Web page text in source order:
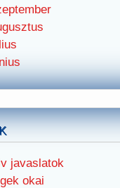
javaslatok
okai